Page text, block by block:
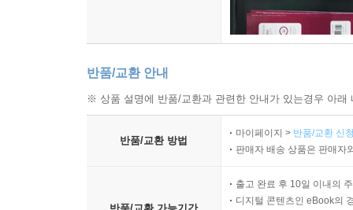
반품/교환 안내
※ 상품 설명에 반품/교환과 관련한 안내가 있는경우 아
반품/교환 방법
마이페이지 > 반품/교환 신
판매자 배송 상품은 판매자
출고 완료 후 10일 이내의
디지털 콘텐츠인 eBook의